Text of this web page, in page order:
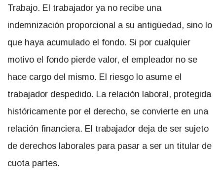
Trabajo. El trabajador ya no recibe una
indemnización proporcional a su antigüedad, sino lo
que haya acumulado el fondo. Si por cualquier
motivo el fondo pierde valor, el empleador no se
hace cargo del mismo. El riesgo lo asume el
trabajador despedido. La relación laboral, protegida
históricamente por el derecho, se convierte en una
relación financiera. El trabajador deja de ser sujeto
de derechos laborales para pasar a ser un titular de
cuota partes.